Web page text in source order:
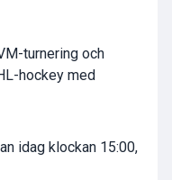
turnering och
hockey med
idag klockan 15:00,